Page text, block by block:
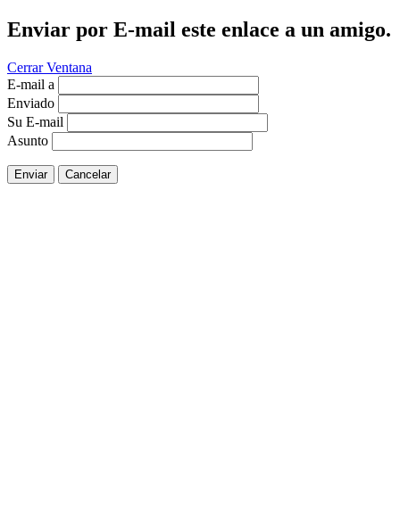
Enviar por E-mail este enlace a un amigo.
Cerrar Ventana
E-mail a
Enviado
Su E-mail
Asunto
Enviar Cancelar